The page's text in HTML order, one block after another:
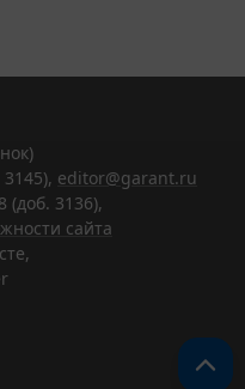
editor@garant.ru
(доб. 3136),
сайта